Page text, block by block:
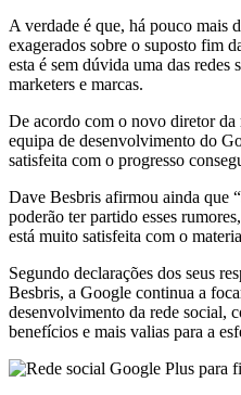
A verdade é que, há pouco mais
exagerados sobre o suposto fim
esta é sem dúvida uma das redes
marketers e marcas.
De acordo com o novo diretor da
equipa de desenvolvimento do
satisfeita com o progresso
Dave Besbris afirmou ainda que
poderão ter partido esses
está muito satisfeita com o
Segundo declarações dos seus
Besbris, a Google continua a
desenvolvimento da rede social,
benefícios e mais valias para a